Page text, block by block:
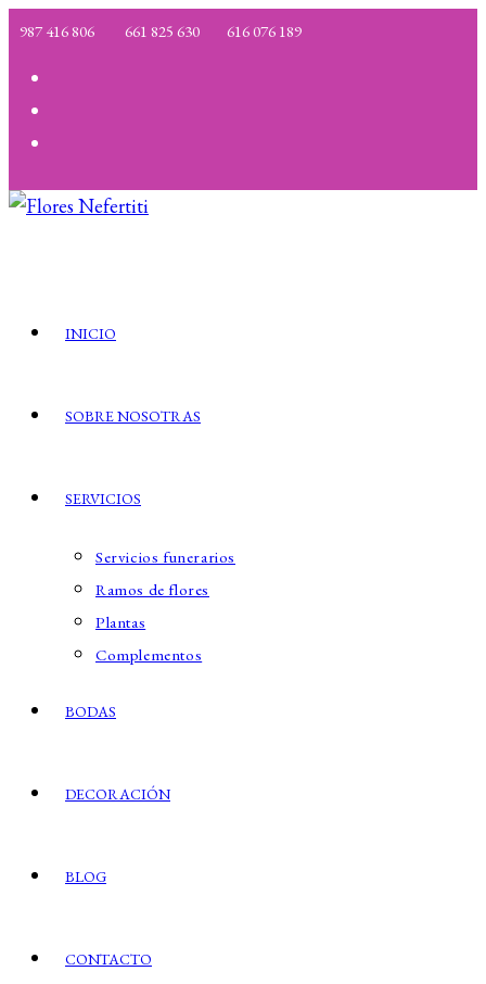
Ir
contenido
987 416 806 661 825 630 616 076 189
INICIO
SOBRE NOSOTRAS
SERVICIOS
Servicios funerarios
Ramos de flores
Plantas
Complementos
BODAS
DECORACIÓN
BLOG
CONTACTO